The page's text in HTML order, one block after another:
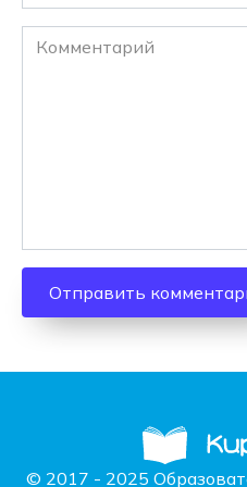
Комментарий
© 2017 - 2025